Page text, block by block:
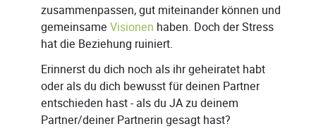
zusammenpassen, gut miteinander können und
gemeinsame Visionen haben. Doch der Stress
hat die Beziehung ruiniert.
Erinnerst du dich noch als ihr geheiratet habt
oder als du dich bewusst für deinen Partner
entschieden hast - als du JA zu deinem
Partner/deiner Partnerin gesagt hast?